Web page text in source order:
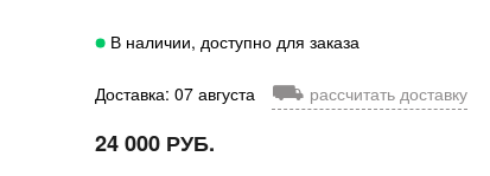
В наличии, доступно для заказа
Доставка: 07 августа ⛟ рассчитать доставку
24 000 РУБ.